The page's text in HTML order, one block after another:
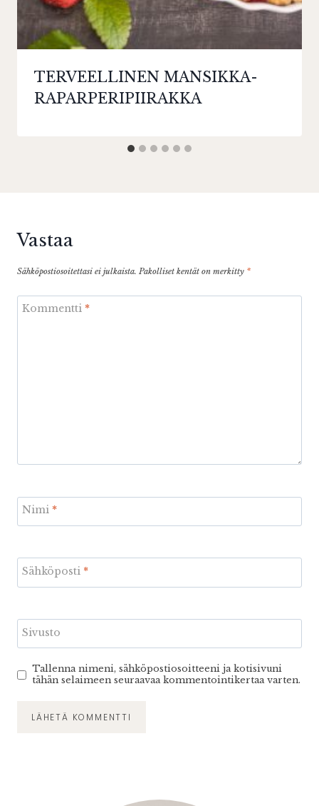
TERVEELLINEN MANSIKKA-
RAPARPERIPIIRAKKA
Vastaa
Sähköpostiosoitettasi ei julkaista. Pakolliset kentät on merkitty *
Kommentti *
Nimi *
Sähköposti *
Sivusto
Tallenna nimeni, sähköpostiosoitteeni ja kotisivuni
tähän selaimeen seuraavaa kommentointikertaa varten.